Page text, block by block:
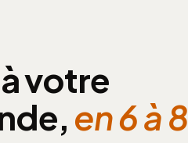
votre
en 6 à 8